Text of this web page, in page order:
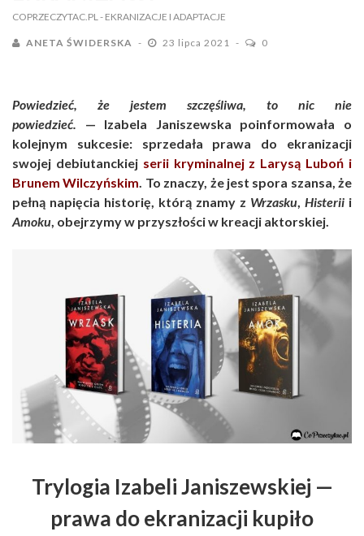
COPRZECZYTAC.PL - EKRANIZACJE I ADAPTACJE
ANETA ŚWIDERSKA 23 lipca 2021 0
Powiedzieć, że jestem szczęśliwa, to nic nie
powiedzieć. — Izabela Janiszewska poinformowała o
kolejnym sukcesie: sprzedała prawa do ekranizacji
swojej debiutanckiej serii kryminalnej z Larysą Luboń i
Brunem Wilczyńskim. To znaczy, że jest spora szansa, że
pełną napięcia historię, którą znamy z Wrzasku, Histerii i
Amoku, obejrzymy w przyszłości w kreacji aktorskiej.
Trylogia Izabeli Janiszewskiej —
prawa do ekranizacji kupiło